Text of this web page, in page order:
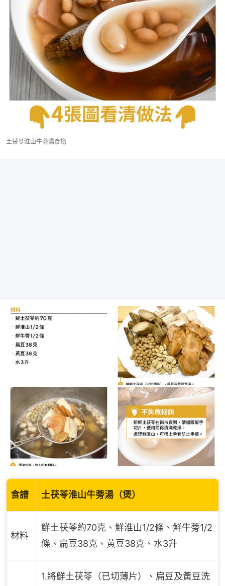
土茯苓淮山牛蒡湯食譜
食譜 土茯苓淮山牛蒡湯（煲）
材料
鮮土茯苓約70克、鮮淮山1/2條、鮮牛蒡1/2
條、扁豆38克、黃豆38克、水3升
1.將鮮土茯苓（已切薄片）、扁豆及黃豆洗